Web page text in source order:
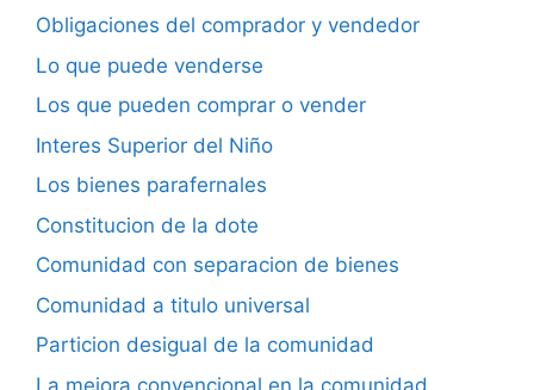
Obligaciones del comprador y vendedor
Lo que puede venderse
Los que pueden comprar o vender
Interes Superior del Niño
Los bienes parafernales
Constitucion de la dote
Comunidad con separacion de bienes
Comunidad a titulo universal
Particion desigual de la comunidad
La mejora convencional en la comunidad